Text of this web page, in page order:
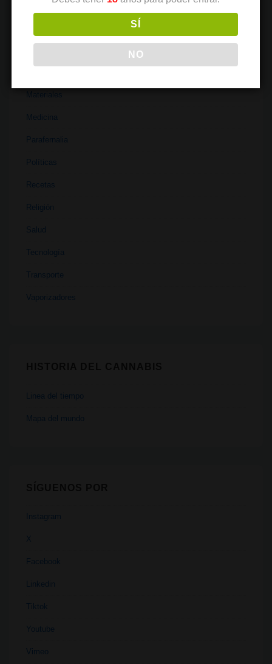
Industria
Materiales
Medicina
Parafernalia
Políticas
Recetas
Religión
Salud
Tecnología
Transporte
Vaporizadores
Linea del tiempo
Mapa del mundo
Instagram
X
Facebook
Linkedin
Tiktok
Youtube
Vimeo
SÍ
NO